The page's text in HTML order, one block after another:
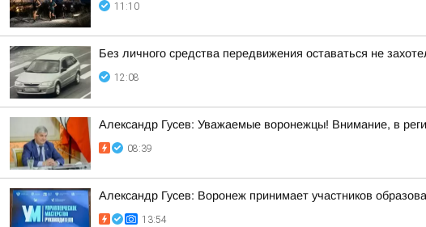
11:10
Без личного средства передвижения оставаться не
12:08
Александр Гусев: Уважаемые воронежцы! Внимание, в
08:39
Александр Гусев: Воронеж принимает участников
13:54